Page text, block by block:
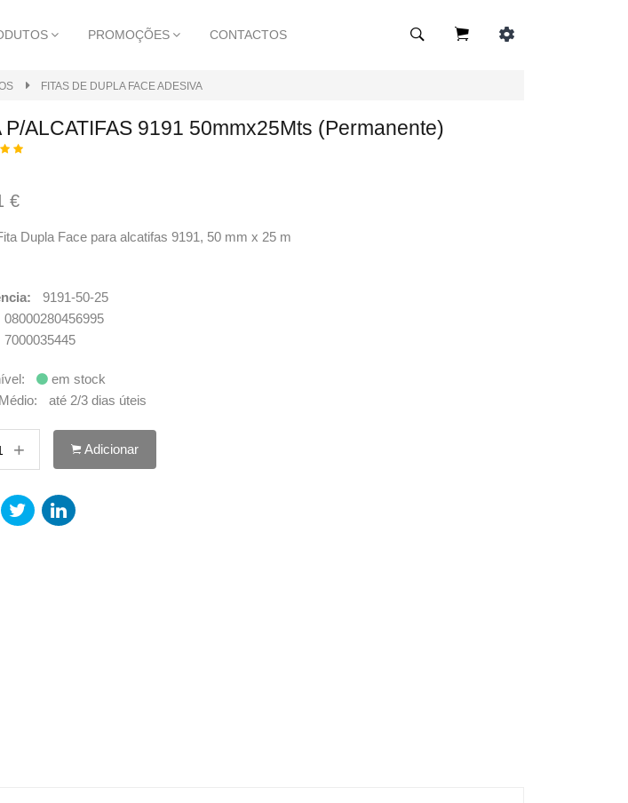
PROMOÇÕES CONTACTOS
FITAS DE DUPLA FACE ADESIVA
P/ALCATIFAS 9191 50mmx25Mts (Permanente)
€
Dupla Face para alcatifas 9191, 50 mm x 25 m
9191-50-25
08000280456995
7000035445
em stock
até 2/3 dias úteis
+ Adicionar